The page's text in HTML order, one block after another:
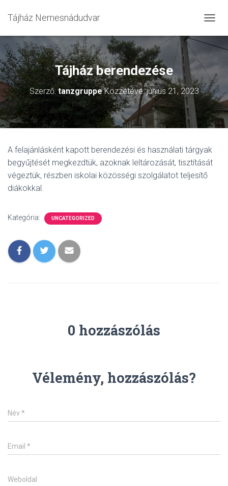
Tájház Nemesnádudvar
A
V
C
I
Ó
Ö
S
E
Z
Tájház berendezése
Szerző:tanzgruppeKözzétéve:június 21, 2023
A felajánlásként kapott berendezési és használati tárgyak
begyűjtését megkezdtük, azoknak leltározását, tisztítását
végeztük, részben iskolai közösségi szolgálatot teljesítő
diákokkal.
Kategória: UNCATEGORIZED
0 hozzászólás
Vélemény, hozzászólás?
Név*
Email *
Weboldal